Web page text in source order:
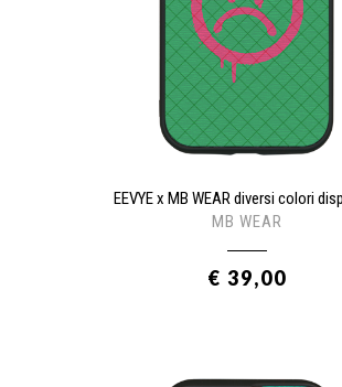
EEVYE x MB WEAR diversi colori
MB WEAR
€ 39,00